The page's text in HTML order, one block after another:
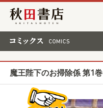
秋田書店
魔王陛下のお掃除係 第1巻